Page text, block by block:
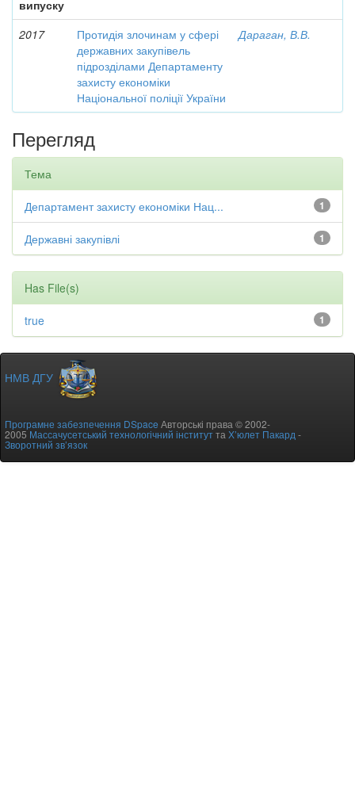
випуску
2017
Протидія злочинам у сфері
державних закупівель
підрозділами Департаменту
захисту економіки
Національної поліції України
Дараган, В.В.
Перегляд
Тема
1
Департамент захисту економіки Нац...
1
Державні закупівлі
Has File(s)
1
true
НМВ ДГУ
Програмне забезпечення DSpace Авторські права © 2002-
2005Массачусетський технологічний інститутта Х’юлет Пакард -
Зворотний зв’язок